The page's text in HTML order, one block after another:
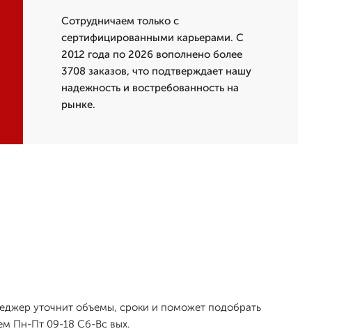
Сотрудничаем только с
сертифицированными карьерами. С
2012 года по 2026 вополнено более
3708 заказов, что подтверждает нашу
надежность и востребованность на
рынке.
уточнит объемы, сроки и поможет подобрать
Пн-Пт 09-18 Сб-Вс вых.